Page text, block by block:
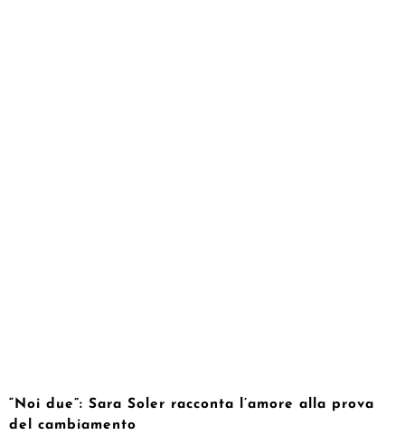
“Noi due”: Sara Soler racconta l’amore alla prova
del cambiamento